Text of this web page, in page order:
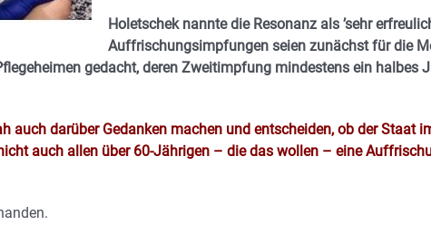
Holetschek nannte die Resonanz als ’sehr
Auffrischungsimpfungen seien zunächst für die
gedacht, deren Zweitimpfung mindestens ein halbes
auch darüber Gedanken machen und entscheiden, ob der Staat
auch allen über 60-Jährigen – die das wollen – eine